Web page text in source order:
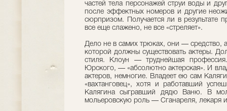
частей тела персонажей струи воды и
после эффектных номеров и другие
сюрпризом. Получается ли в результате
все еще слажено, не все «стреляет».
Дело не в самих трюках, они — средство,
которой должны существовать актеры.
стиля. Клоун — труднейшая
Юрского, — «абсолютно актерская». И
актеров, немногие. Владеет ею сам
«вахтанговец», хотя и работавший
Калягина сыгравший дядю Ваню. В
мольеровскую роль — Сганареля, лекаря